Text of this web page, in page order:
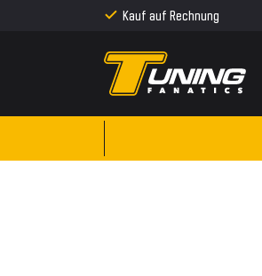
Kauf auf Rechnung